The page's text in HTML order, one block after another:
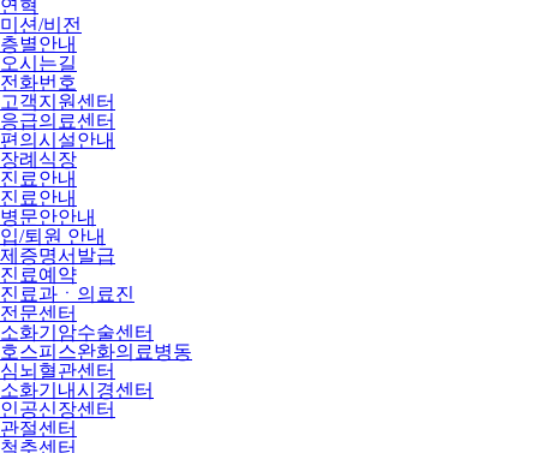
연혁
미션/비전
층별안내
오시는길
전화번호
고객지원센터
응급의료센터
편의시설안내
장례식장
진료안내
진료안내
병문안안내
입/퇴원 안내
제증명서발급
진료예약
진료과ㆍ의료진
전문센터
소화기암수술센터
호스피스완화의료병동
심뇌혈관센터
소화기내시경센터
인공신장센터
관절센터
척추센터